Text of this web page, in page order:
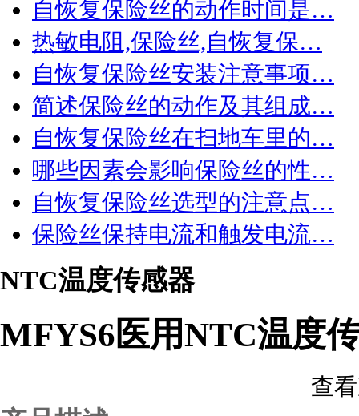
自恢复保险丝的动作时间是…
热敏电阻,保险丝,自恢复保…
自恢复保险丝安装注意事项…
简述保险丝的动作及其组成…
自恢复保险丝在扫地车里的…
哪些因素会影响保险丝的性…
自恢复保险丝选型的注意点…
保险丝保持电流和触发电流…
NTC温度传感器
MFYS6医用NTC温度
查